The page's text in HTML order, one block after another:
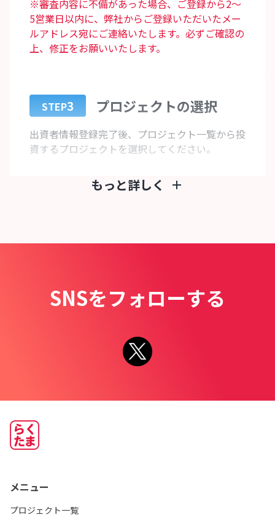
※審査内容に不備があった場合、ご登録から2～
5営業日以内に、弊社からご登録いただいたメー
ルアドレス宛にご連絡いたします。必ずご確認の
上、修正をお願いいたします。
STEP3 プロジェクトの選択
出資者情報登録完了後、プロジェクト一覧から投
資するプロジェクトを選択してください。
もっと詳しく add
SNSをフォローする
メニュー
プロジェクト一覧